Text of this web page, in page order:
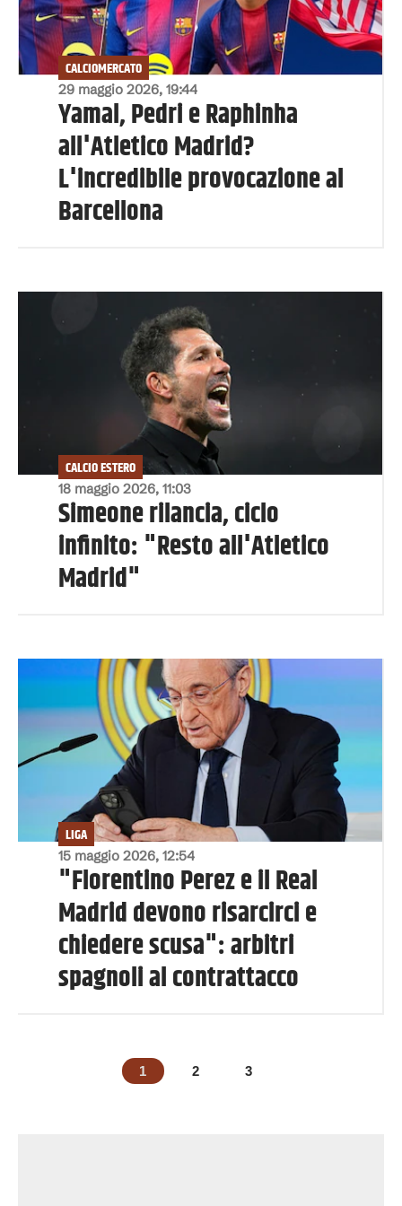
29 maggio 2026, 19:44
CALCIOMERCATO
Yamal, Pedri e Raphinha
all'Atletico Madrid?
L'incredibile provocazione al
Barcellona
18 maggio 2026, 11:03
CALCIO ESTERO
Simeone rilancia, ciclo
infinito: "Resto all'Atletico
Madrid"
15 maggio 2026, 12:54
LIGA
"Florentino Perez e il Real
Madrid devono risarcirci e
chiedere scusa": arbitri
spagnoli al contrattacco
1 2 3